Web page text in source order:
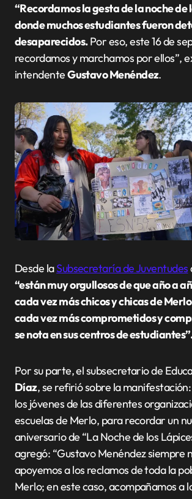
“Recordamos la gesta de la noche de
donde muchos estudiantes fueron
desaparecidos.Por eso, este 16 de
recordamos y marchamos por ellos”,
intendenteGustavo Menéndez.
Desde laSubsecretaría de Juventudes
“están muy orgullosos de que año a
cada vez más chicos y chicas de
cada vez más comprometidos y
se nota en sus centros de
Por su parte, el subsecretario de
Díaz, se refirió sobre la
los jóvenes de las diferentes
escuelas de Merlo, para recordar un
aniversario de “La Noche de los
agregó: “Gustavo Menéndez siempre
apoyemos a los reclamos de toda la
Merlo; en este caso, acompañamos a